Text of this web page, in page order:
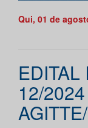
Qui, 01 de
EDITAL
12/2024